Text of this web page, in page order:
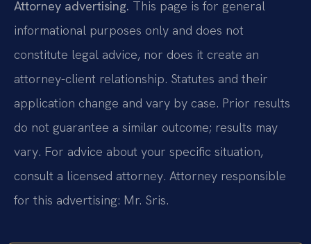
Attorney advertising. This page is for general
informational purposes only and does not
constitute legal advice, nor does it create an
attorney-client relationship. Statutes and their
application change and vary by case. Prior results
do not guarantee a similar outcome; results may
vary. For advice about your specific situation,
consult a licensed attorney. Attorney responsible
for this advertising: Mr. Sris.